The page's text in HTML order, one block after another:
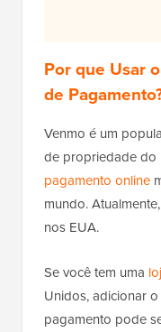
Por que Usar
de
Venmo é um
de propriedade do
pagamento online
mundo.
nos EUA.
Se você tem uma
Unidos, adicionar
pagamento pode